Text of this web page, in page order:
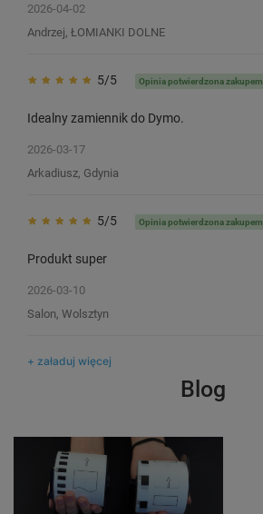
2026-04-02
Andrzej, ŁOMIANKI DOLNE
5/5 Opinia potwierdzona zakupem
Idealny zamiennik do Dymo.
2026-03-17
Arkadiusz, Gdynia
5/5 Opinia potwierdzona zakupem
Produkt super
2026-03-10
Salon, Wolsztyn
+ załaduj więcej
Blog